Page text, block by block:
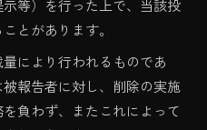
等）を行った上で、当該投
とがあります。
により行われるものであ
報告者に対し、削除の実施
負わず、またこれによって